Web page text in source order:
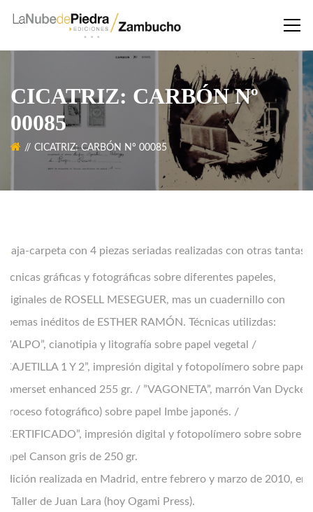
CICATRIZ: CARBÓN Nº
00085
CICATRIZ: CARBÓN Nº 00085
Caja-carpeta con 4 piezas seriadas realizadas con otras tantas
técnicas gráficas y fotográficas sobre diferentes papeles,
originales de ROSELL MESEGUER, mas un cuadernillo con
poemas inéditos de ESTHER RAMÓN. Técnicas utilizdas:
”VALPO”, cianotipia y litografía sobre papel vegetal /
”CAJETILLA 1 Y 2”, impresión digital y fotopolímero sobre papel
Somerset enhanced 255 gr. / ”VAGONETA”, marrón Van Dycke
(proceso fotográfico) sobre papel Imbe japonés. /
”CERTIFICADO”, impresión digital y fotopolímero sobre sobre
papel Canson gris de 250 gr.
Edición realizada en Madrid, entre febrero y marzo de 2010, en
el Taller de Juan Lara (hoy Ogami Press).